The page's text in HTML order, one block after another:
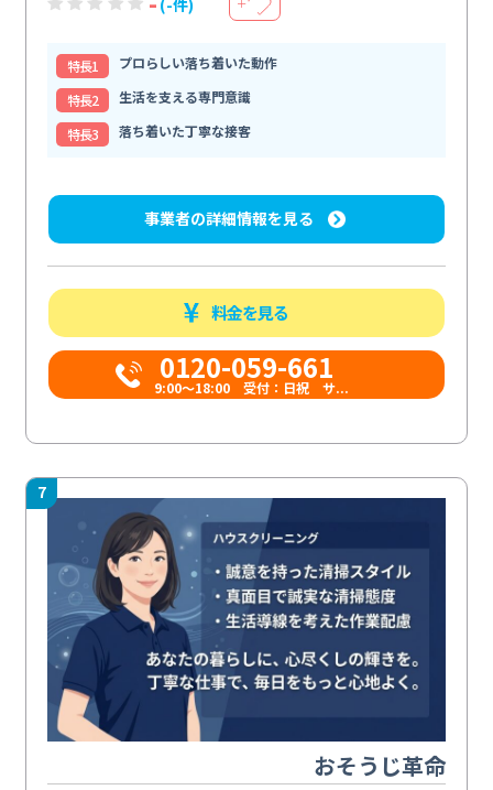
(-件)
特⻑1
プロらしい落ち着いた動作
特⻑2
生活を支える専門意識
特⻑3
落ち着いた丁寧な接客
事業者の詳細情報を見る
料金を見る
0120-059-661
9:00〜18:00 受付：日祝 サ...
7
おそうじ革命